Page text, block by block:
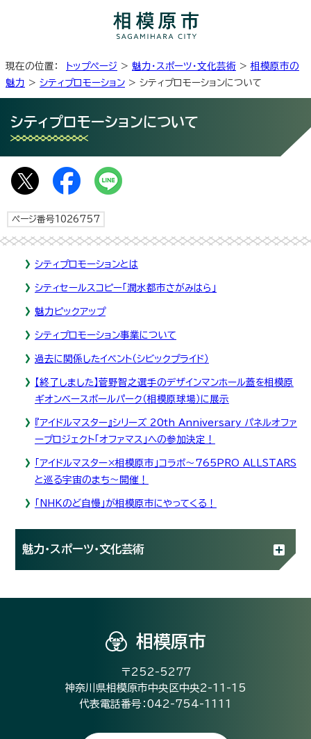
現在の位置： トップページ > 魅力・スポーツ・文化芸術 > 相模原市の
魅力 > シティプロモーション > シティプロモーションについて
シティプロモーションについて
ページ番号1026757
シティプロモーションとは
シティセールスコピー「潤水都市さがみはら」
魅力ピックアップ
シティプロモーション事業について
過去に関係したイベント（シビックプライド）
【終了しました】菅野智之選手のデザインマンホール蓋を相模原
ギオンベースボールパーク（相模原球場）に展示
『アイドルマスター』シリーズ 20th Anniversary パネルオファ
ープロジェクト「オファマス」への参加決定！
「アイドルマスター×相模原市」コラボ～765PRO ALLSTARS
と巡る宇宙のまち～開催！
「NHKのど自慢」が相模原市にやってくる！
魅力・スポーツ・文化芸術
相模原市
〒252-5277
神奈川県相模原市中央区中央2-11-15
代表電話番号：042-754-1111